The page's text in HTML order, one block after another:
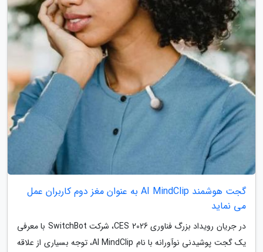
گجت هوشمند AI MindClip به عنوان مغز دوم کاربران عمل
می نماید
در جریان رویداد بزرگ فناوری CES 2026، شرکت SwitchBot با معرفی
یک گجت پوشیدنی نوآورانه با نام AI MindClip، توجه بسیاری از علاقه